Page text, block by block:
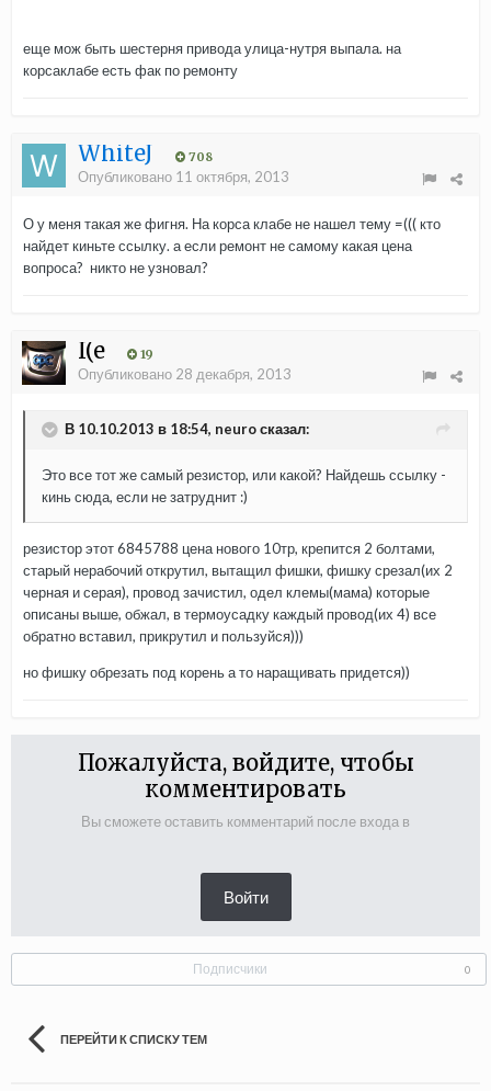
еще мож быть шестерня привода улица-нутря выпала. на
корсаклабе есть фак по ремонту
WhiteJ 708
Опубликовано 11 октября, 2013
О у меня такая же фигня. На корса клабе не нашел тему =((( кто
найдет киньте ссылку. а если ремонт не самому какая цена
вопроса? никто не узновал?
I(e 19
Опубликовано 28 декабря, 2013
В 10.10.2013 в 18:54, neuro сказал:
Это все тот же самый резистор, или какой? Найдешь ссылку -
кинь сюда, если не затруднит :)
резистор этот 6845788 цена нового 10тр, крепится 2 болтами,
старый нерабочий открутил, вытащил фишки, фишку срезал(их 2
черная и серая), провод зачистил, одел клемы(мама) которые
описаны выше, обжал, в термоусадку каждый провод(их 4) все
обратно вставил, прикрутил и пользуйся)))
но фишку обрезать под корень а то наращивать придется))
Пожалуйста, войдите, чтобы
комментировать
Вы сможете оставить комментарий после входа в
Войти
Подписчики 0
ПЕРЕЙТИ К СПИСКУ ТЕМ